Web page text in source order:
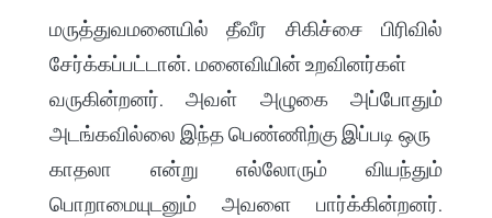
மருத்துவமனையில் தீவீர சிகிச்சை பிரிவில்
சேர்க்கப்பட்டான். மனைவியின் உறவினர்கள்
வருகின்றனர். அவள் அழுகை அப்போதும்
அடங்கவில்லை இந்த பெண்ணிற்கு இப்படி ஒரு
காதலா என்று எல்லோரும் வியந்தும்
பொறாமையுடனும் அவளை பார்க்கின்றனர்.